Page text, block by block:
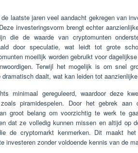
laatste jaren veel aandacht gekregen van
investeringsvorm brengt echter
die de waarde van cryptomunten
door speculatie, wat leidt tot grote
moeilijk worden gebruikt voor
Terwijl het mogelijk is om snel
daalt, wat kan leiden tot
minimaal gereguleerd, waardoor deze
piramidespelen. Door het gebrek aan
groot belang om voorzichtig te werk te
dat ze volledig kunnen missen en altijd op
de cryptomarkt kenmerken. Dit maakt
investeren zonder voldoende kennis van de